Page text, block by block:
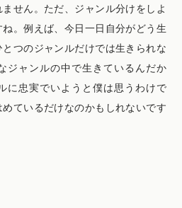
せん。ただ、ジャンル分けをしよ
。例えば、今日一日自分がどう生
つのジャンルだけでは生きられな
ジャンルの中で生きているんだか
に忠実でいようと僕は思うわけで
ているだけなのかもしれないです